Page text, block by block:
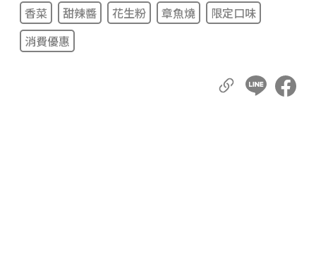
香菜
甜辣醬 花生粉 章魚燒
限定口味
消費優惠